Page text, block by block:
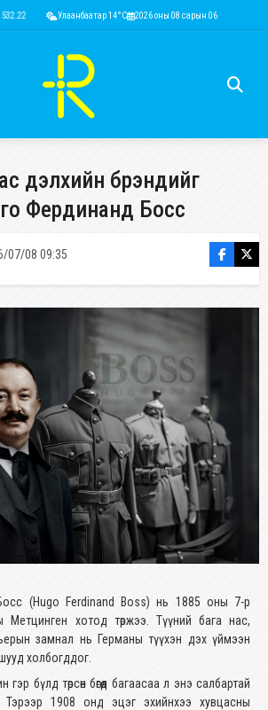
RUB 44.47 EUR 4,136.68 KRW 2.51
Улаанбаатар 14°C 2026 оны 08 сарын 06
дэлхийн брэндийг
Фердинанд Босс
07/08 09:35
(Hugo Ferdinand Boss) нь 1885 оны 7-р
хотод төржээ. Түүний бага нас,
замнал нь Германы түүхэн дэх үймээн
холбогддог.
бүлд төрсөн бөгөөд багаасаа л энэ салбартай
1908 онд эцэг эхийнхээ хувцасны